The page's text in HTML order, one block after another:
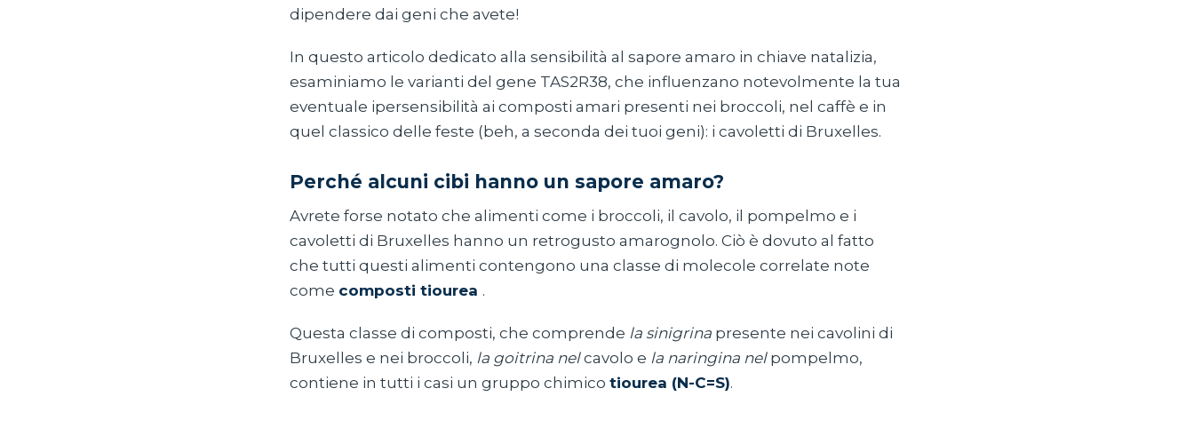
dipendere dai geni che avete!
In questo articolo dedicato alla sensibilità al sapore amaro in chiave natalizia,
esaminiamo le varianti del gene TAS2R38, che influenzano notevolmente la tua
eventuale ipersensibilità ai composti amari presenti nei broccoli, nel caffè e in
quel classico delle feste (beh, a seconda dei tuoi geni): i cavoletti di Bruxelles.
Perché alcuni cibi hanno un sapore amaro?
Avrete forse notato che alimenti come i broccoli, il cavolo, il pompelmo e i
cavoletti di Bruxelles hanno un retrogusto amarognolo. Ciò è dovuto al fatto
che tutti questi alimenti contengono una classe di molecole correlate note
come composti tiourea .
Questa classe di composti, che comprende la sinigrina presente nei cavolini di
Bruxelles e nei broccoli, la goitrina nelcavolo e la naringina nel pompelmo,
contiene in tutti i casi un gruppo chimico tiourea (N-C=S).